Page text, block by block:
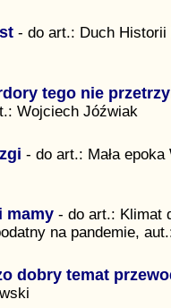
- do art.: Duch
tego nie
Wojciech Jóźwiak
- do art.: Mała
mamy - do art.: Klimat
na pandemie,
dobry temat